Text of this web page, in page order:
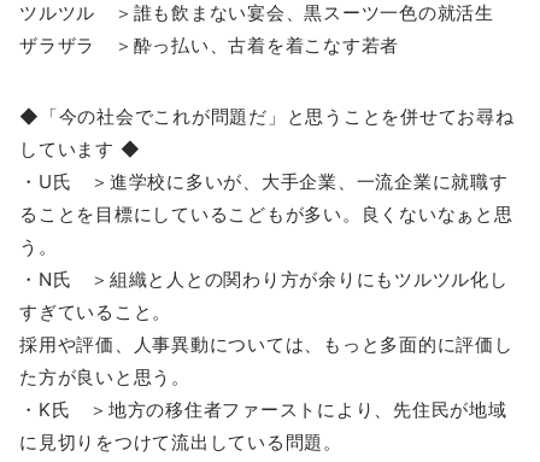
ツルツル ＞誰も飲まない宴会、黒スーツ一色の就活生
ザラザラ ＞酔っ払い、古着を着こなす若者
◆「今の社会でこれが問題だ」と思うことを併せてお尋ね
しています ◆
・U氏 ＞進学校に多いが、大手企業、一流企業に就職す
ることを目標にしているこどもが多い。良くないなぁと思
う。
・N氏 ＞組織と人との関わり方が余りにもツルツル化し
すぎていること。
採用や評価、人事異動については、もっと多面的に評価し
た方が良いと思う。
・K氏 ＞地方の移住者ファーストにより、先住民が地域
に見切りをつけて流出している問題。